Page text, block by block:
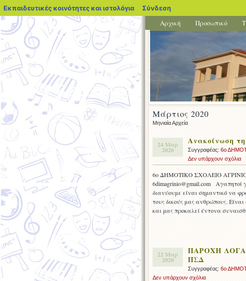
Εκπαιδευτικές κοινότητες και ιστολόγια blogs.sch.gr
Σύνδεση
Αρχική Προσωπικό
Μάρτιος 2020
Μηνιαία Αρχεία
24 Μαρ
2020
Ανακοίνωση
Συγγραφέας: 6ο
Δεν υπάρχουν σχόλια
6ο ΔΗΜΟΤΙΚΟ ΣΧΟΛΕΙΟ ΑΓΡΙΝΙΟΥ
6dimagrinio@gmail.com Αγαπητοί
διανύουμε είναι σημαντικό να
τους δικούς μας ανθρώπους.
και μας προκαλεί έντονα
22 Μαρ
2020
ΠΑΡΟΧΗ
ΠΣΔ
Συγγραφέας: 6ο
Δεν υπάρχουν σχόλια